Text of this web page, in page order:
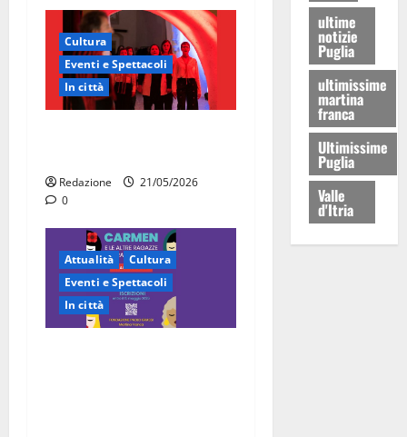
Cultura
Eventi e Spettacoli
In città
Redazione
21/05/2026
0
Attualità
Cultura
Eventi e Spettacoli
In città
ultime
notizie
Puglia
ultimissime
martina
franca
Ultimissime
Puglia
Valle
d'Itria